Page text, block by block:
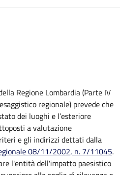
Regione Lombardia (Parte IV
regionale) prevede che
dei luoghi e l’esteriore
a valutazione
e gli indirizzi dettati dalla
08/11/2002, n. 7/11045.
l'entità dell'impatto paesistico